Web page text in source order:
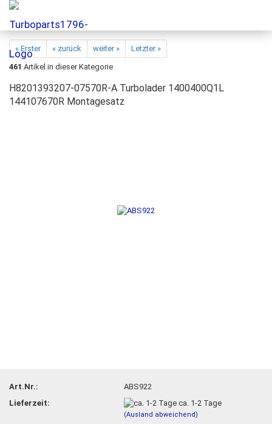
« Erster « zurück weiter »
Letzter »
461 Artikel in dieser Kategorie
H8201393207-07570R-A Turbolader 1400400Q1L
144107670R Montagesatz
Art.Nr.:
ABS922
Lieferzeit:
ca. 1-2 Tage
(Ausland abweichend)